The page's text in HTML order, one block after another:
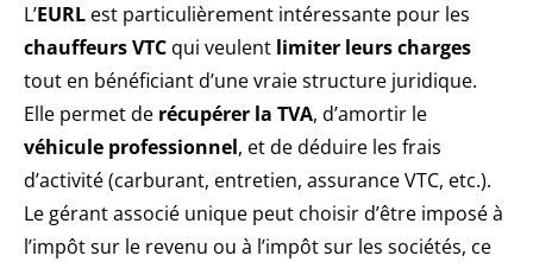
L’EURL est particulièrement intéressante pour les
chauffeurs VTC qui veulent limiter leurs charges
tout en bénéficiant d’une vraie structure juridique.
Elle permet de récupérer la TVA, d’amortir le
véhicule professionnel, et de déduire les frais
d’activité (carburant, entretien, assurance VTC, etc.).
Le gérant associé unique peut choisir d’être imposé à
l’impôt sur le revenu ou à l’impôt sur les sociétés, ce